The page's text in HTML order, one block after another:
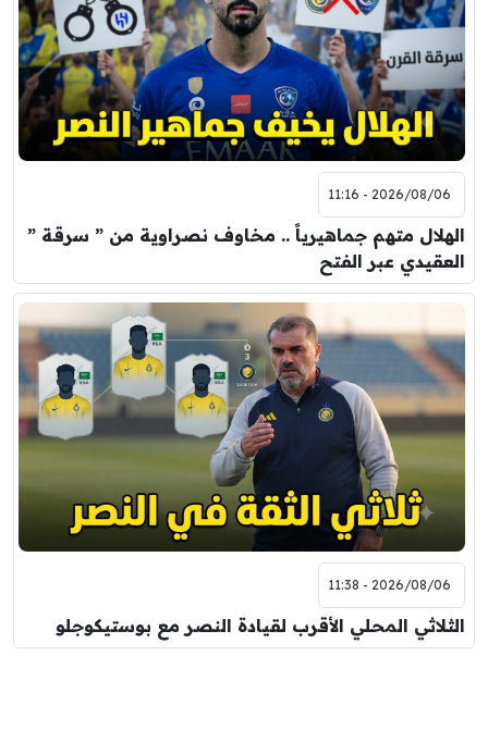
2026/08/06 - 11:16
الهلال متهم جماهيرياً .. مخاوف نصراوية من ” سرقة ”
العقيدي عبر الفتح
2026/08/06 - 11:38
الثلاثي المحلي الأقرب لقيادة النصر مع بوستيكوجلو